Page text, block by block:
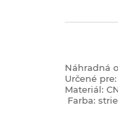
Náhradná
Určené pre:
Materiál:
Farba: